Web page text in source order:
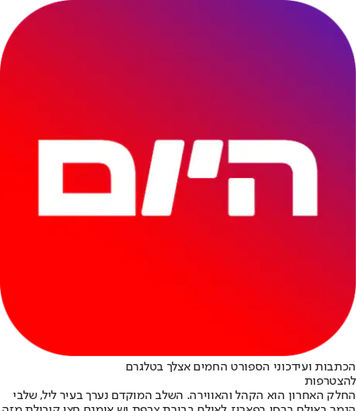
הכתבות ועידכוני הספורט החמים אצלך בטלגרם
להצטרפות
החלק האחרון הוא הקהל והאווירה. השלב המוקדם נערך בעיר ליל, שלבי